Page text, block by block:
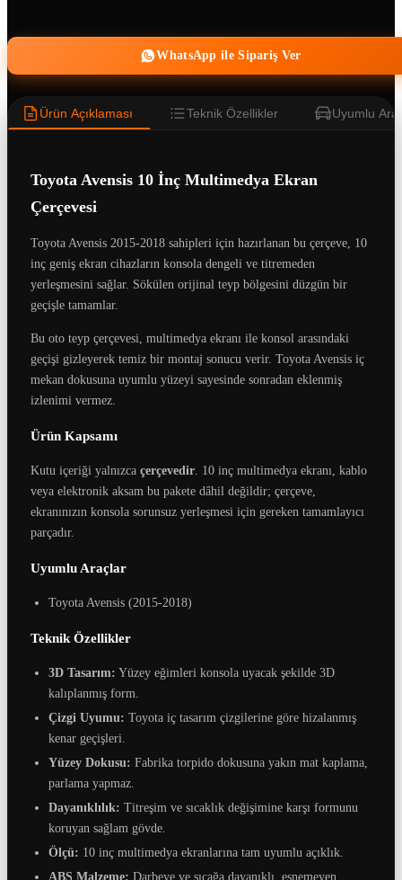
WhatsApp ile Sipariş Ver
Ürün Açıklaması Teknik Özellikler Uyumlu
Toyota Avensis 10 İnç Multimedya Ekran
Çerçevesi
Toyota Avensis 2015-2018 sahipleri için hazırlanan bu çerçeve, 10
inç geniş ekran cihazların konsola dengeli ve titremeden
yerleşmesini sağlar. Sökülen orijinal teyp bölgesini düzgün bir
geçişle tamamlar.
Bu oto teyp çerçevesi, multimedya ekranı ile konsol arasındaki
geçişi gizleyerek temiz bir montaj sonucu verir. Toyota Avensis iç
mekan dokusuna uyumlu yüzeyi sayesinde sonradan eklenmiş
izlenimi vermez.
Ürün Kapsamı
Kutu içeriği yalnızca çerçevedir . 10 inç multimedya ekranı, kablo
veya elektronik aksam bu pakete dâhil değildir; çerçeve,
ekranınızın konsola sorunsuz yerleşmesi için gereken tamamlayıcı
parçadır.
Uyumlu Araçlar
Toyota Avensis (2015-2018)
Teknik Özellikler
3D Tasarım: Yüzey eğimleri konsola uyacak şekilde 3D
kalıplanmış form.
Çizgi Uyumu: Toyota iç tasarım çizgilerine göre hizalanmış
kenar geçişleri.
Yüzey Dokusu: Fabrika torpido dokusuna yakın mat kaplama,
parlama yapmaz.
Dayanıklılık: Titreşim ve sıcaklık değişimine karşı formunu
koruyan sağlam gövde.
Ölçü: 10 inç multimedya ekranlarına tam uyumlu açıklık.
ABS Malzeme: Darbeye ve sıcağa dayanıklı, esnemeyen